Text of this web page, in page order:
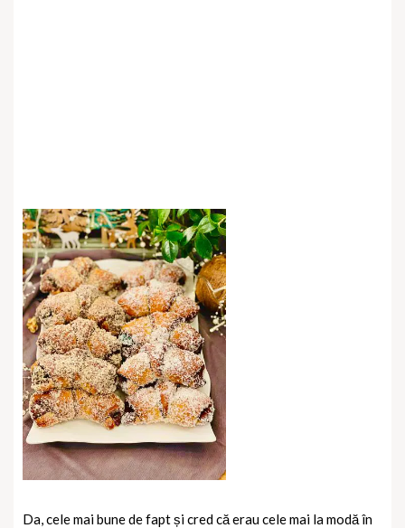
Da, cele mai bune de fapt și cred că erau cele mai la modă în